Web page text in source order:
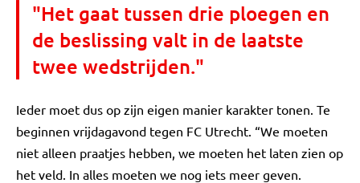
"Het gaat tussen drie ploegen en
de beslissing valt in de laatste
twee wedstrijden."
Ieder moet dus op zijn eigen manier karakter tonen. Te
beginnen vrijdagavond tegen FC Utrecht. “We moeten
niet alleen praatjes hebben, we moeten het laten zien op
het veld. In alles moeten we nog iets meer geven.